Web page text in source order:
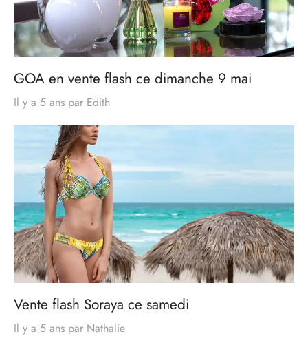
GOA en vente flash ce dimanche 9 mai
Il y a 5 ans par Edith
Vente flash Soraya ce samedi
Il y a 5 ans par Nathalie